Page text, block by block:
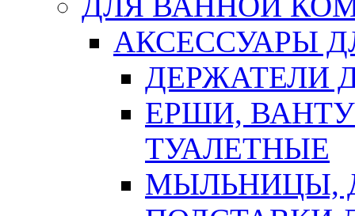
АКСЕССУАРЫ
ДЕРЖАТЕЛИ
ЕРШИ,
ТУАЛЕТНЫЕ
МЫЛЬНИЦЫ,